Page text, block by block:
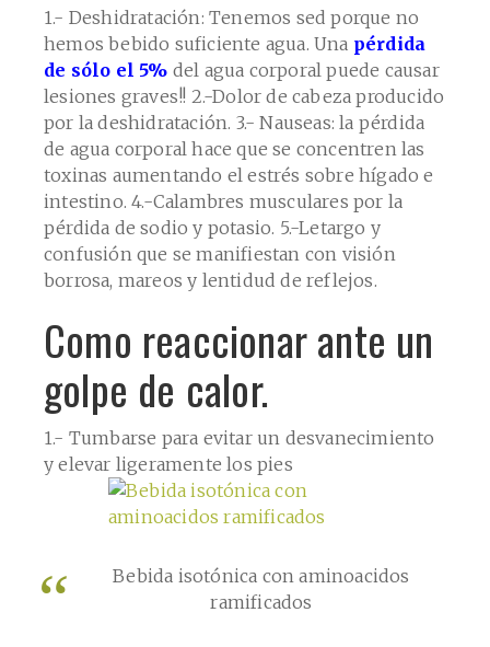
1.- Deshidratación: Tenemos sed porque no
hemos bebido suficiente agua. Una pérdida
de sólo el 5% del agua corporal puede causar
lesiones graves!! 2.-Dolor de cabeza producido
por la deshidratación. 3.- Nauseas: la pérdida
de agua corporal hace que se concentren las
toxinas aumentando el estrés sobre hígado e
intestino. 4.-Calambres musculares por la
pérdida de sodio y potasio. 5.-Letargo y
confusión que se manifiestan con visión
borrosa, mareos y lentidud de reflejos.
Como reaccionar ante un
golpe de calor.
1.- Tumbarse para evitar un desvanecimiento
y elevar ligeramente los pies
Bebida isotónica con aminoacidos
ramificados